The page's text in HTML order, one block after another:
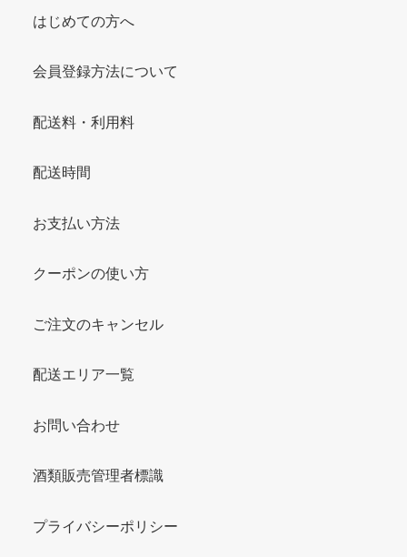
はじめての方へ
会員登録方法について
配送料・利用料
配送時間
お支払い方法
クーポンの使い方
ご注文のキャンセル
配送エリア一覧
お問い合わせ
酒類販売管理者標識
プライバシーポリシー